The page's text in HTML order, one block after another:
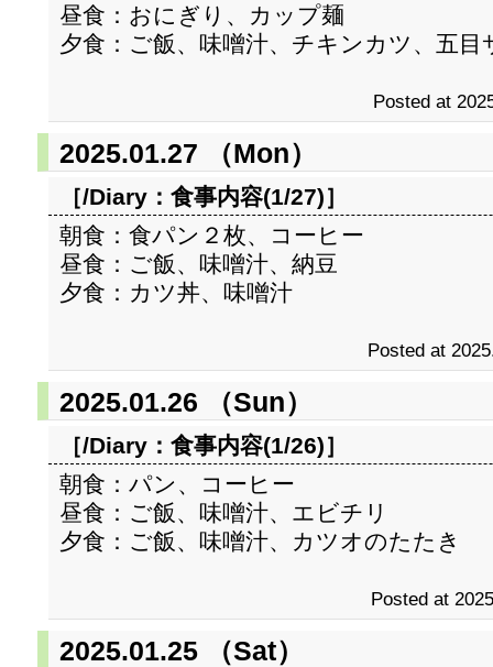
昼食：おにぎり、カップ麺
夕食：ご飯、味噌汁、チキンカツ、五目
Posted at
2025.01.27 （Mon）
［/Diary： 食事内容(1/27)］
朝食：食パン２枚、コーヒー
昼食：ご飯、味噌汁、納豆
夕食：カツ丼、味噌汁
Posted at
2025.01.26 （Sun）
［/Diary： 食事内容(1/26)］
朝食：パン、コーヒー
昼食：ご飯、味噌汁、エビチリ
夕食：ご飯、味噌汁、カツオのたたき
Posted at
2025.01.25 （Sat）